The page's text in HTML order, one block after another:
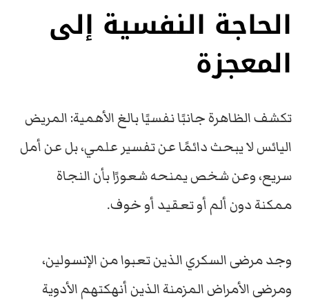
الحاجة النفسية إلى
المعجزة
تكشف الظاهرة جانبًا نفسيًا بالغ الأهمية: المريض
اليائس لا يبحث دائمًا عن تفسير علمي، بل عن أمل
سريع، وعن شخص يمنحه شعورًا بأن النجاة
ممكنة دون ألم أو تعقيد أو خوف.
وجد مرضى السكري الذين تعبوا من الإنسولين،
ومرضى الأمراض المزمنة الذين أنهكتهم الأدوية